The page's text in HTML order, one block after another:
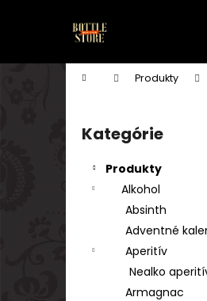
Domov Produkty
Preskočiť
kategórie
Kategórie
Produkty
Alkohol
Absinth
Adventné
Aperitív
Nealko
Armagnac
í
Späť
do
Späť
do